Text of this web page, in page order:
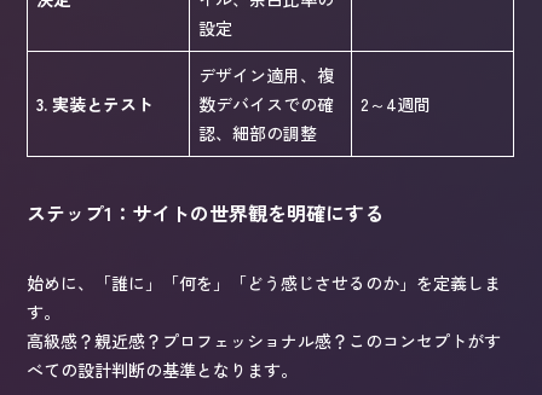
設定
3. 実装とテスト
デザイン適用、複
数デバイスでの確
認、細部の調整
2～4週間
ステップ1：サイトの世界観を明確にする
始めに、「誰に」「何を」「どう感じさせるのか」を定義しま
す。
高級感？親近感？プロフェッショナル感？このコンセプトがす
べての設計判断の基準となります。